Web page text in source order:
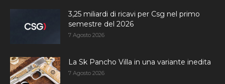
3,25 miliardi di ricavi per Csg nel primo
semestre del 2026
7 Agosto 2026
La Sk Pancho Villa in una variante inedita
7 Agosto 2026